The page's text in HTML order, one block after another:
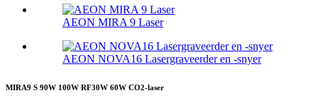
AEON MIRA 9 Laser
AEON NOVA16 Lasergraveerder en -snyer
MIRA9 S 90W 100W RF30W 60W CO2-laser